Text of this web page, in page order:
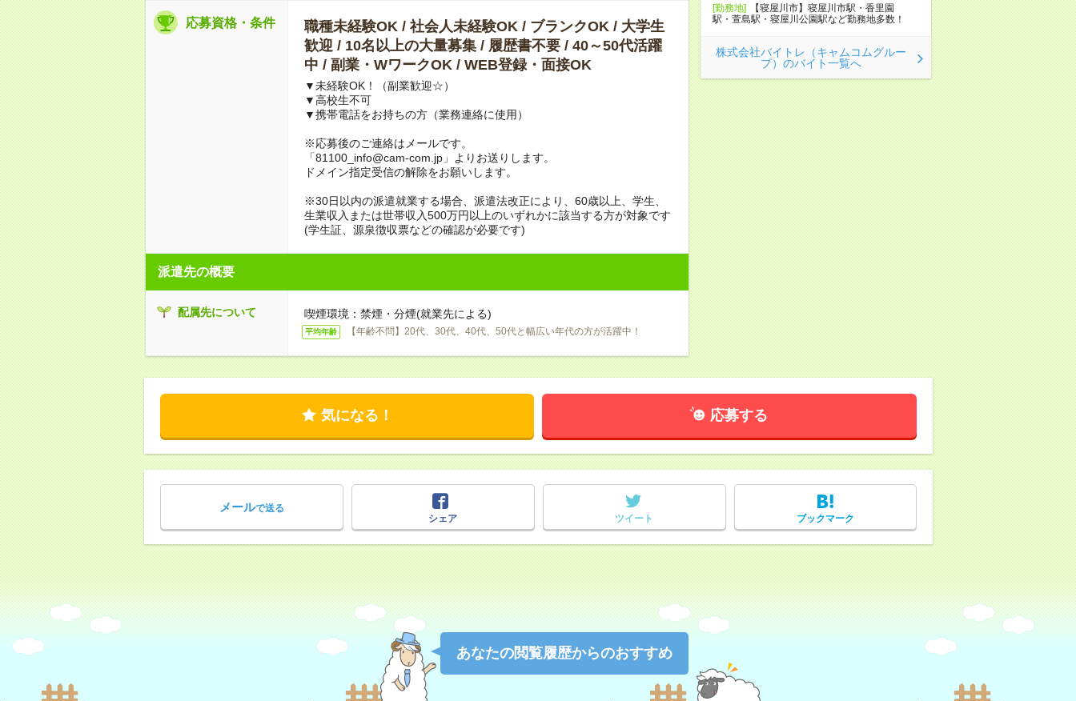
応募資格・条件
職種未経験OK / 社会人未経験OK / ブランクOK / 大学生
歓迎 / 10名以上の大量募集 / 履歴書不要 / 40～50代活躍
中 / 副業・WワークOK / WEB登録・面接OK
▼未経験OK！（副業歓迎☆）
▼高校生不可
▼携帯電話をお持ちの方（業務連絡に使用）
※応募後のご連絡はメールです。
「81100_info@cam-com.jp」よりお送りします。
ドメイン指定受信の解除をお願いします。
※30日以内の派遣就業する場合、派遣法改正により、60歳以上、学生、
生業収入または世帯収入500万円以上のいずれかに該当する方が対象です
(学生証、源泉徴収票などの確認が必要です)
派遣先の概要
配属先について 喫煙環境：禁煙・分煙(就業先による)
平均年齢 【年齢不問】20代、30代、40代、50代と幅広い年代の方が活躍中！
[勤務地]
【寝屋川市】寝屋川市駅・香里園
駅・萱島駅・寝屋川公園駅など勤務地多数！
株式会社バイトレ（キャムコムグルー
プ）のバイト一覧へ
気になる！ 応募する
メールで送る
シェア
ツイート ブックマーク
あなたの閲覧履歴からのおすすめ